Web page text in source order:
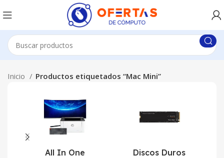
Inicio Productos etiquetados “Mac Mini”
All In One
Discos Duros